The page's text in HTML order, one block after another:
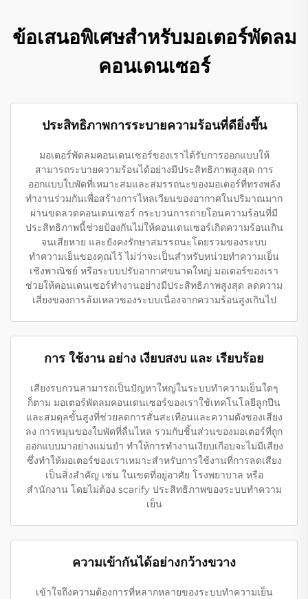
ข้อเสนอพิเศษสำหรับมอเตอร์พัดลม
คอนเดนเซอร์
ประสิทธิภาพการระบายความร้อนที่ดียิ่งขึ้น
มอเตอร์พัดลมคอนเดนเซอร์ของเราได้รับการออกแบบให้
สามารถระบายความร้อนได้อย่างมีประสิทธิภาพสูงสุด การ
ออกแบบใบพัดที่เหมาะสมและสมรรถนะของมอเตอร์ที่ทรงพลัง
ทำงานร่วมกันเพื่อสร้างการไหลเวียนของอากาศในปริมาณมาก
ผ่านขดลวดคอนเดนเซอร์ กระบวนการถ่ายโอนความร้อนที่มี
ประสิทธิภาพนี้ช่วยป้องกันไม่ให้คอนเดนเซอร์เกิดความร้อนเกิน
จนเสียหาย และยังคงรักษาสมรรถนะโดยรวมของระบบ
ทำความเย็นของคุณไว้ ไม่ว่าจะเป็นสำหรับหน่วยทำความเย็น
เชิงพาณิชย์ หรือระบบปรับอากาศขนาดใหญ่ มอเตอร์ของเรา
ช่วยให้คอนเดนเซอร์ทำงานอย่างมีประสิทธิภาพสูงสุด ลดความ
เสี่ยงของการล้มเหลวของระบบเนื่องจากความร้อนสูงเกินไป
การ ใช้งาน อย่าง เงียบสงบ และ เรียบร้อย
เสียงรบกวนสามารถเป็นปัญหาใหญ่ในระบบทำความเย็นใดๆ
ก็ตาม มอเตอร์พัดลมคอนเดนเซอร์ของเราใช้เทคโนโลยีลูกปืน
และสมดุลขั้นสูงที่ช่วยลดการสั่นสะเทือนและความดังของเสียง
ลง การหมุนของใบพัดที่ลื่นไหล รวมกับชิ้นส่วนของมอเตอร์ที่ถูก
ออกแบบมาอย่างแม่นยำ ทำให้การทำงานเงียบเกือบจะไม่มีเสียง
ซึ่งทำให้มอเตอร์ของเราเหมาะสำหรับการใช้งานที่การลดเสียง
เป็นสิ่งสำคัญ เช่น ในเขตที่อยู่อาศัย โรงพยาบาล หรือ
สำนักงาน โดยไม่ต้อง scarify ประสิทธิภาพของระบบทำความ
เย็น
ความเข้ากันได้อย่างกว้างขวาง
เข้าใจถึงความต้องการที่หลากหลายของระบบทำความเย็น